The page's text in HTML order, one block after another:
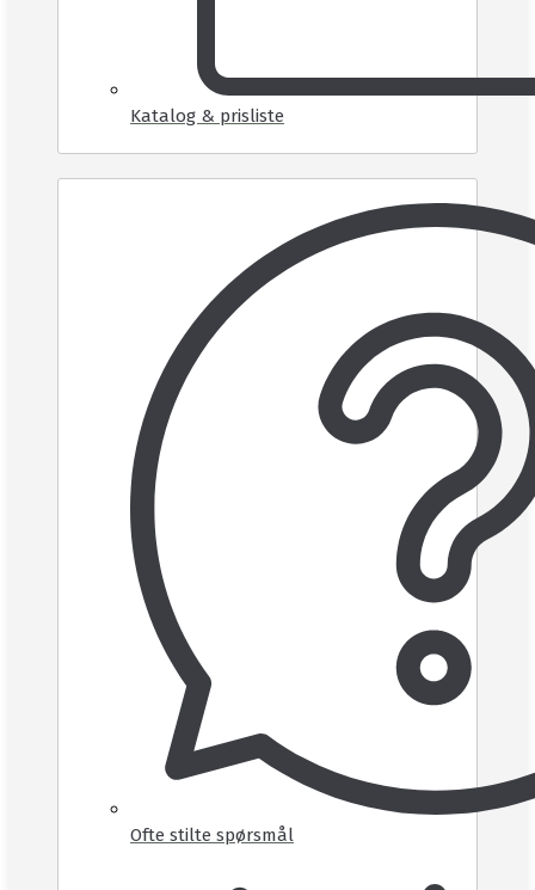
Katalog & prisliste
Ofte stilte spørsmål